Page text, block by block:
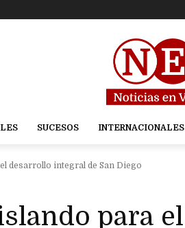
SUCESOS INTERNACIONALES
desarrollo integral de San Diego
para el